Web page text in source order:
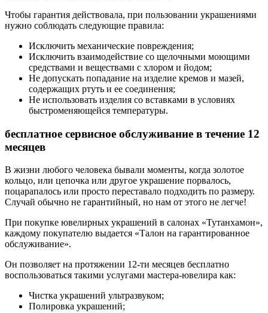
Чтобы гарантия действовала, при пользовании украшениями
нужно соблюдать следующие правила:
Исключить механические повреждения;
Исключить взаимодействие со щелочными моющими
средствами и веществами с хлором и йодом;
Не допускать попадание на изделие кремов и мазей,
содержащих ртуть и ее соединения;
Не использовать изделия со вставками в условиях
быстроменяющейся температуры.
бесплатное сервисное обслуживание в течение 12
месяцев
В жизни любого человека бывали моменты, когда золотое
кольцо, или цепочка или другое украшение порвалось,
поцарапалось или просто переставало подходить по размеру.
Случай обычно не гарантийный, но нам от этого не легче!
При покупке ювелирных украшений в салонах «Тутанхамон»,
каждому покупателю выдается «Талон на гарантированное
обслуживание».
Он позволяет на протяжении 12-ти месяцев бесплатно
воспользоваться такими услугами мастера-ювелира как:
Чистка украшений ультразвуком;
Полировка украшений;